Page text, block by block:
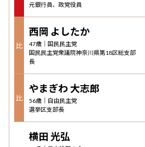
元銀行員、政党役員
比
西岡 よしたか
47歳｜
国民民主党
国民民主党衆議院神奈川県第18区総支部
長
比
やまぎわ 大志郎
56歳｜ 自由民主党
選挙区支部長
横田 光弘